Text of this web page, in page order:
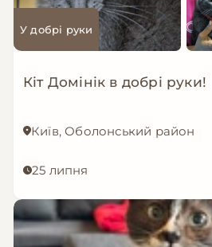
У добрі руки
Кіт Домінік в добрі руки!
Київ, Оболонський район
25 липня